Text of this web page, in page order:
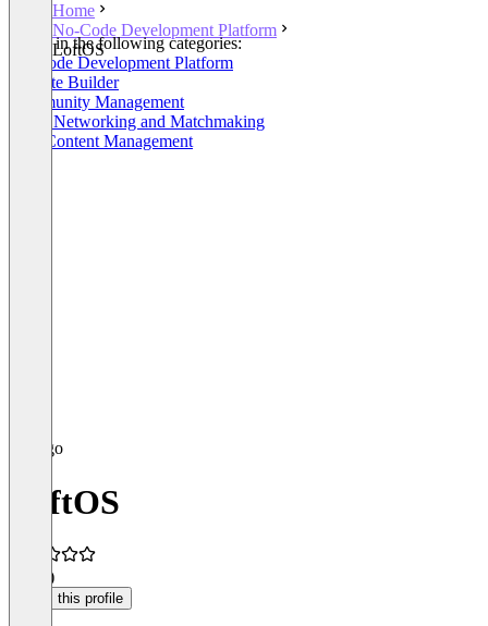
Home
No-Code Development Platform
LoftOS
Listed in the following categories:
No-Code Development Platform
Website Builder
Community Management
Event Networking and Matchmaking
Web Content Management
LoftOS
(8)
Claim this profile